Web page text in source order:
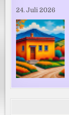
24. Juli 2026